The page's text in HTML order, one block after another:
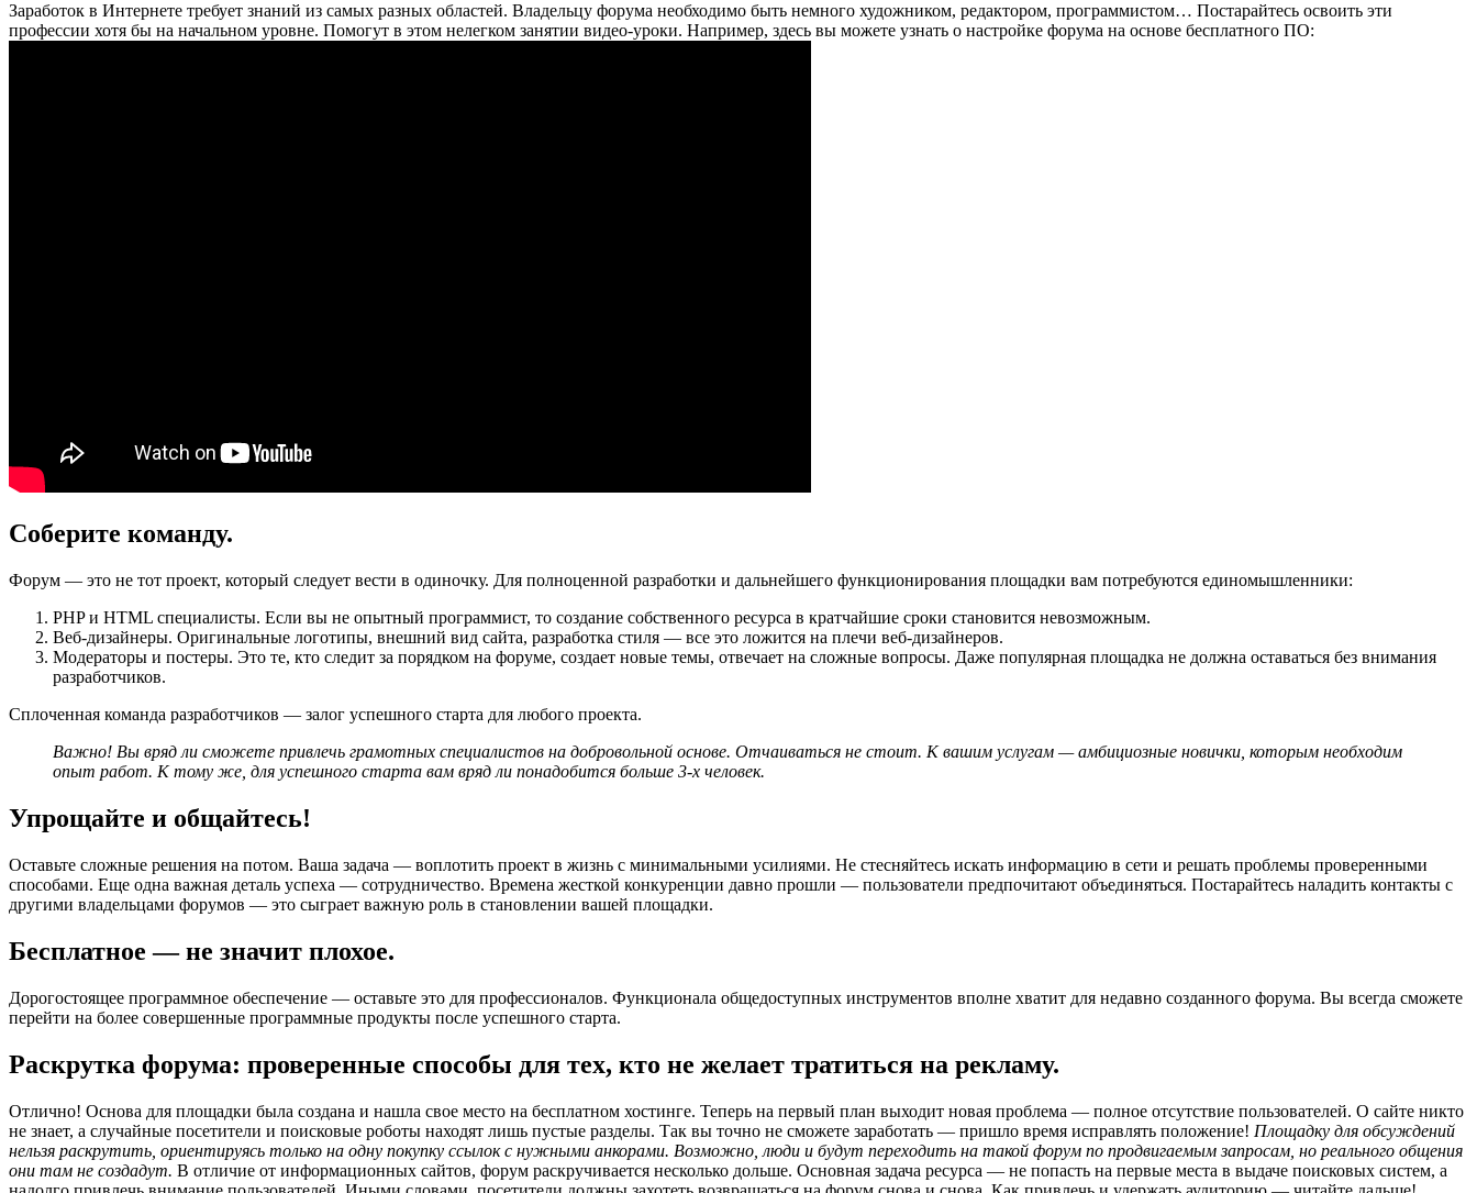
Заработок в Интернете требует знаний из самых разных областей. Владельцу форума необходимо быть немного художником, редактором, программистом… Постарайтесь освоить эти
профессии хотя бы на начальном уровне. Помогут в этом нелегком занятии видео-уроки. Например, здесь вы можете узнать о настройке форума на основе бесплатного ПО:
Соберите команду.
Форум — это не тот проект, который следует вести в одиночку. Для полноценной разработки и дальнейшего функционирования площадки вам потребуются единомышленники:
PHP и HTML специалисты. Если вы не опытный программист, то создание собственного ресурса в кратчайшие сроки становится невозможным.
Веб-дизайнеры. Оригинальные логотипы, внешний вид сайта, разработка стиля — все это ложится на плечи веб-дизайнеров.
Модераторы и постеры. Это те, кто следит за порядком на форуме, создает новые темы, отвечает на сложные вопросы. Даже популярная площадка не должна оставаться без внимания
разработчиков.
Сплоченная команда разработчиков — залог успешного старта для любого проекта.
Важно! Вы вряд ли сможете привлечь грамотных специалистов на добровольной основе. Отчаиваться не стоит. К вашим услугам — амбициозные новички, которым необходим
опыт работ. К тому же, для успешного старта вам вряд ли понадобится больше 3-х человек.
Упрощайте и общайтесь!
Оставьте сложные решения на потом. Ваша задача — воплотить проект в жизнь с минимальными усилиями. Не стесняйтесь искать информацию в сети и решать проблемы проверенными
способами. Еще одна важная деталь успеха — сотрудничество. Времена жесткой конкуренции давно прошли — пользователи предпочитают объединяться. Постарайтесь наладить контакты с
другими владельцами форумов — это сыграет важную роль в становлении вашей площадки.
Бесплатное — не значит плохое.
Дорогостоящее программное обеспечение — оставьте это для профессионалов. Функционала общедоступных инструментов вполне хватит для недавно созданного форума. Вы всегда сможете
перейти на более совершенные программные продукты после успешного старта.
Раскрутка форума: проверенные способы для тех, кто не желает тратиться на рекламу.
Отлично! Основа для площадки была создана и нашла свое место на бесплатном хостинге. Теперь на первый план выходит новая проблема — полное отсутствие пользователей. О сайте никто
не знает, а случайные посетители и поисковые роботы находят лишь пустые разделы. Так вы точно не сможете заработать — пришло время исправлять положение! Площадку для обсуждений
нельзя раскрутить, ориентируясь только на одну покупку ссылок с нужными анкорами. Возможно, люди и будут переходить на такой форум по продвигаемым запросам, но реального общения
они там не создадут. В отличие от информационных сайтов, форум раскручивается несколько дольше. Основная задача ресурса — не попасть на первые места в выдаче поисковых систем, а